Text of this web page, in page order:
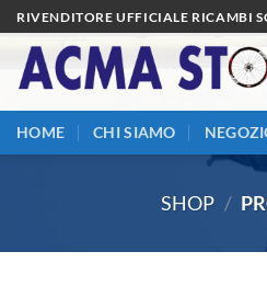
Salta
ai
contenuti
RIVENDITORE UFFICIALE RICAMBI
HOME CHI SIAMO
SHOP /